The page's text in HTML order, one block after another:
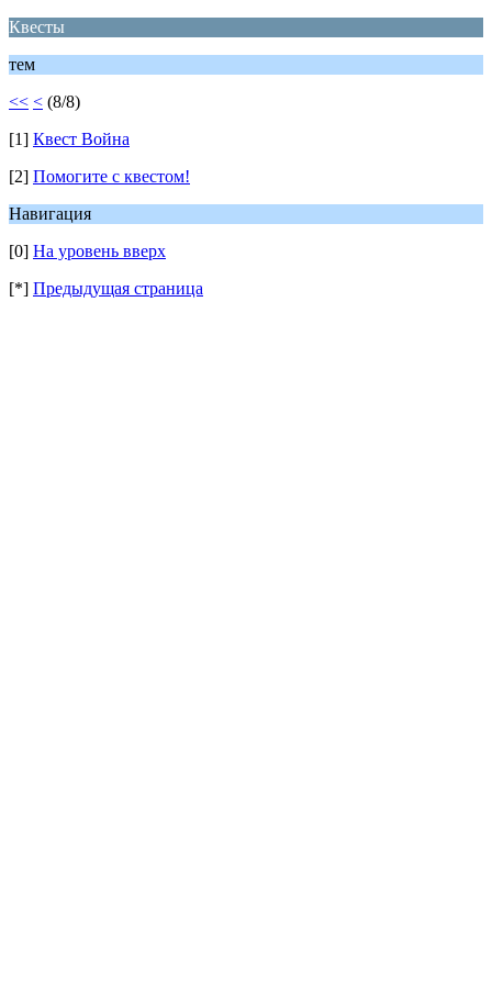
Квесты
тем
<< < (8/8)
[1] Квест Война
[2] Помогите с квестом!
Навигация
[0] На уровень вверх
[*] Предыдущая страница